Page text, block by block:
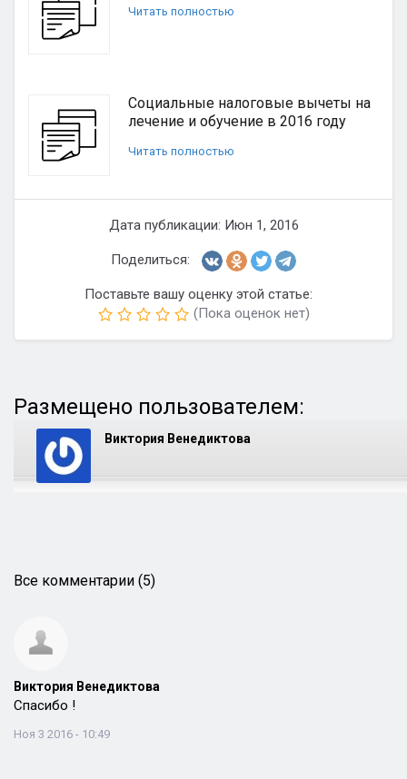
Читать полностью
Социальные налоговые вычеты на
лечение и обучение в 2016 году
Читать полностью
Дата публикации: Июн 1, 2016
Поделиться:
Поставьте вашу оценку этой статье:
(Пока оценок нет)
Размещено пользователем:
Виктория Венедиктова
Все комментарии (5)
Виктория Венедиктова
Спасибо !
Ноя 3 2016 - 10:49